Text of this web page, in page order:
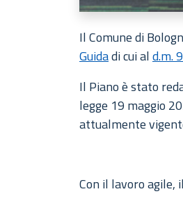
Il Comune di
Guidadi cui ald.m.
Il Piano è stato
legge 19 maggio
attualmente
Con il lavoro agile,